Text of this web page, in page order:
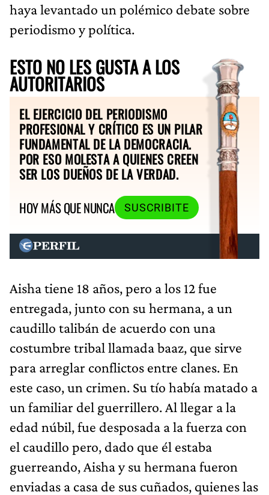
haya levantado un polémico debate sobre
periodismo y política.
ESTO NO LES GUSTA A LOS
AUTORITARIOS
EL EJERCICIO DEL PERIODISMO
PROFESIONAL Y CRÍTICO ES UN PILAR
FUNDAMENTAL DE LA DEMOCRACIA.
POR ESO MOLESTA A QUIENES CREEN
SER LOS DUEÑOS DE LA VERDAD.
HOY MÁS QUE NUNCA
SUSCRIBITE
Aisha tiene 18 años, pero a los 12 fue
entregada, junto con su hermana, a un
caudillo talibán de acuerdo con una
costumbre tribal llamada baaz, que sirve
para arreglar conflictos entre clanes. En
este caso, un crimen. Su tío había matado a
un familiar del guerrillero. Al llegar a la
edad núbil, fue desposada a la fuerza con
el caudillo pero, dado que él estaba
guerreando, Aisha y su hermana fueron
enviadas a casa de sus cuñados, quienes las